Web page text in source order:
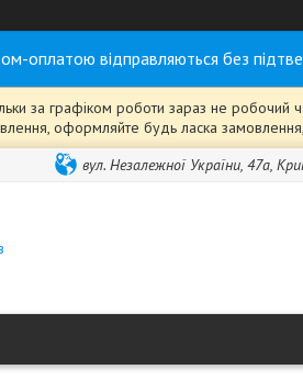
оплатою відправляються без
за графіком роботи зараз не робочий
оформляйте будь ласка
вул. Незалежної України, 47а,